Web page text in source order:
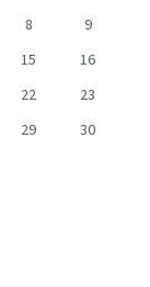
8
9
15
16
22
23
29
30